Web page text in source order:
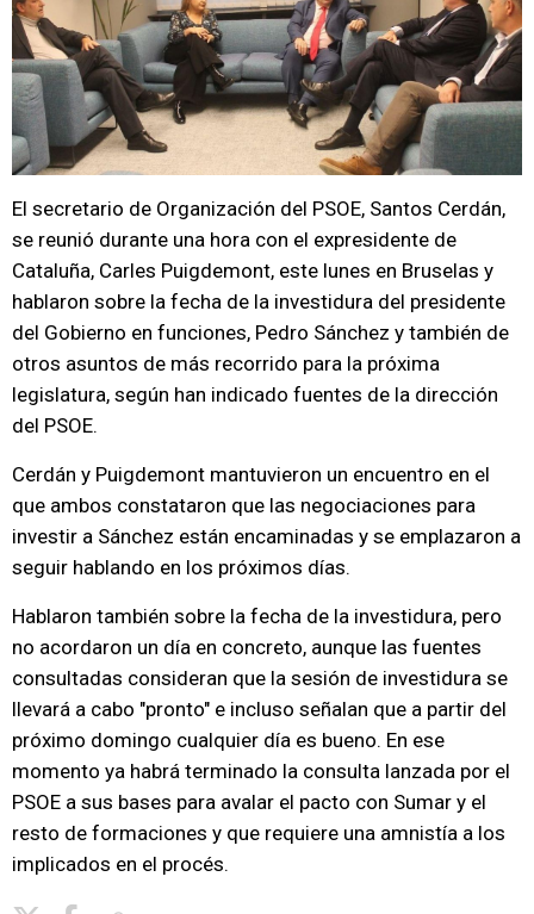
El secretario de Organización del PSOE, Santos Cerdán,
se reunió durante una hora con el expresidente de
Cataluña, Carles Puigdemont, este lunes en Bruselas y
hablaron sobre la fecha de la investidura del presidente
del Gobierno en funciones, Pedro Sánchez y también de
otros asuntos de más recorrido para la próxima
legislatura, según han indicado fuentes de la dirección
del PSOE.
Cerdán y Puigdemont mantuvieron un encuentro en el
que ambos constataron que las negociaciones para
investir a Sánchez están encaminadas y se emplazaron a
seguir hablando en los próximos días.
Hablaron también sobre la fecha de la investidura, pero
no acordaron un día en concreto, aunque las fuentes
consultadas consideran que la sesión de investidura se
llevará a cabo "pronto" e incluso señalan que a partir del
próximo domingo cualquier día es bueno. En ese
momento ya habrá terminado la consulta lanzada por el
PSOE a sus bases para avalar el pacto con Sumar y el
resto de formaciones y que requiere una amnistía a los
implicados en el procés.